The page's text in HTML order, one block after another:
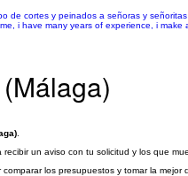
de cortes y peinados a señoras y
i have many years of experience, i make
un aviso con tu solicitud y los que
los presupuestos y tomar la mejor